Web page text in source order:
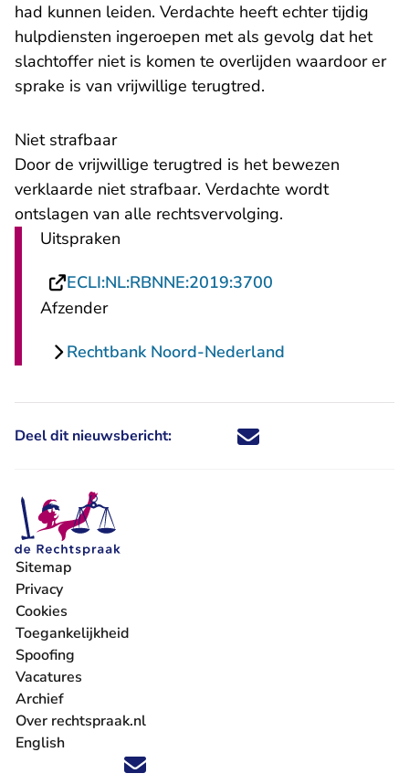
had kunnen leiden. Verdachte heeft echter tijdig
hulpdiensten ingeroepen met als gevolg dat het
slachtoffer niet is komen te overlijden waardoor er
sprake is van vrijwillige terugtred.
Niet strafbaar
Door de vrijwillige terugtred is het bewezen
verklaarde niet strafbaar. Verdachte wordt
ontslagen van alle rechtsvervolging.
Uitspraken
ECLI:NL:RBNNE:2019:3700
Afzender
Rechtbank Noord-Nederland
Deel dit nieuwsbericht: Deel dit nieuwsbericht via X -
Deel dit nieuwsbericht via
Deel dit nieuwsbericht
Deel dit
Volg ons op X (Twitter) - U verlaat Rechtspraak.nl
Volg ons op Facebook - U verlaat Rechtspraak.nl
Volg ons op Instagram - U verlaat Rechtspraak.nl
Volg ons op Youtube - U verlaat Rechtspraak.nl
Volg ons op LinkedIn - U verlaat
'Blijf op de hoogte' nieuwsbrief - U verlaat
Sitemap
Privacy
Cookies
Toegankelijkheid
Spoofing
Vacatures
- U verlaat Rechtspraak.nl
Archief
Over rechtspraak.nl
English